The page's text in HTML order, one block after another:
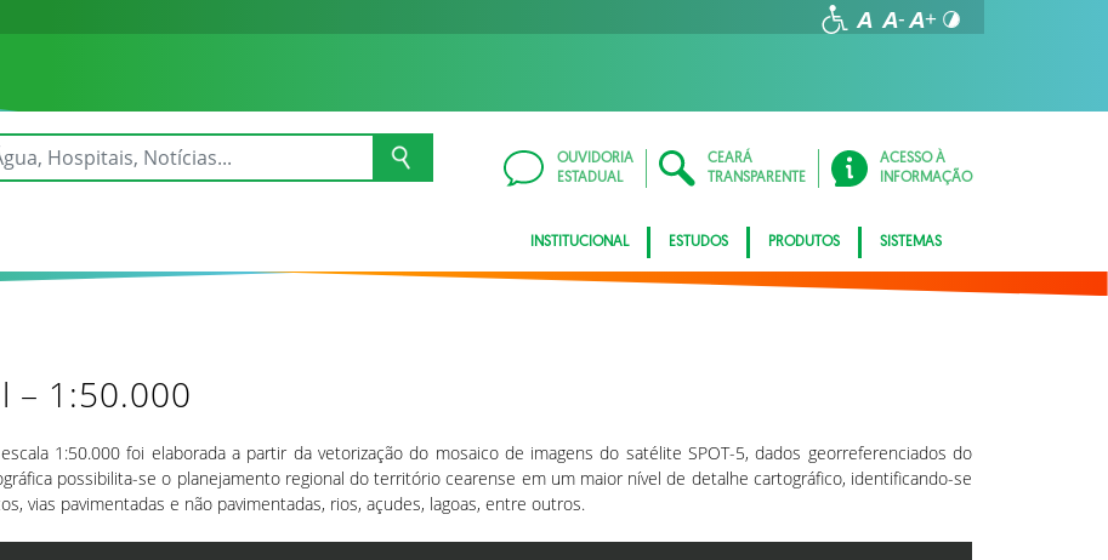
OUVIDORIA
ESTADUAL
CEARÁ
TRANSPARENTE
ACESSO À
INFORMAÇÃO
INSTITUCIONAL ESTUDOS PRODUTOS SISTEMAS
– 1:50.000
1:50.000 foi elaborada a partir da vetorização do mosaico de imagens do satélite SPOT-5, dados georreferenciados do
possibilita-se o planejamento regional do território cearense em um maior nível de detalhe cartográfico, identificando-se
vias pavimentadas e não pavimentadas, rios, açudes, lagoas, entre outros.